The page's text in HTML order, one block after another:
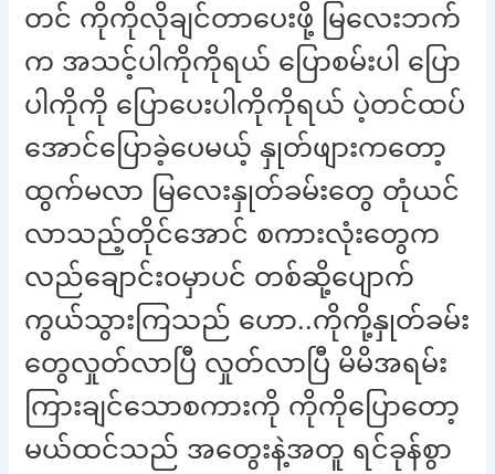
တင် ကိုကိုလိုချင်တာပေးဖို့ မြလေးဘက်
က အသင့်ပါကိုကိုရယ် ပြောစမ်းပါ ပြော
ပါကိုကို ပြောပေးပါကိုကိုရယ် ပဲ့တင်ထပ်
အောင်ပြောခဲ့ပေမယ့် နှုတ်ဖျားကတော့
ထွက်မလာ မြလေးနှုတ်ခမ်းတွေ တုံယင်
လာသည့်တိုင်အောင် စကားလုံးတွေက
လည်ချောင်းဝမှာပင် တစ်ဆို့ပျောက်
ကွယ်သွားကြသည် ဟော..ကိုကို့နှုတ်ခမ်း
တွေလှုတ်လာပြီ လှုတ်လာပြီ မိမိအရမ်း
ကြားချင်သောစကားကို ကိုကိုပြောတော့
မယ်ထင်သည် အတွေးနဲ့အတူ ရင်ခုန်စွာ